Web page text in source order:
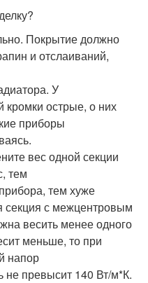
Покрытие должно
и отслаиваний,
У
кромки острые, о них
приборы
вес одной секции
тем
тем хуже
секция с межцентровым
весить менее одного
меньше, то при
напор
не превысит 140 Вт/м*К.